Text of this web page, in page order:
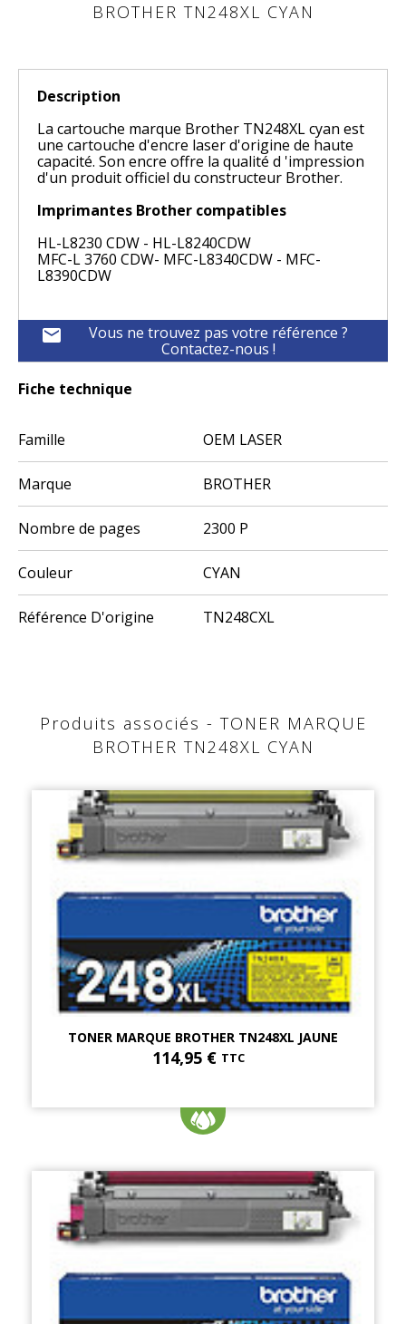
BROTHER TN248XL CYAN
Description
La cartouche marque Brother TN248XL cyan est
une cartouche d'encre laser d'origine de haute
capacité. Son encre offre la qualité d 'impression
d'un produit officiel du constructeur Brother.
Imprimantes Brother compatibles
HL-L8230 CDW - HL-L8240CDW
MFC-L 3760 CDW- MFC-L8340CDW - MFC-
L8390CDW
mail
Vous ne trouvez pas votre référence ?
Contactez-nous !
Fiche technique
Famille OEM LASER
Marque BROTHER
Nombre de pages 2300 P
Couleur CYAN
Référence D'origine TN248CXL
Produits associés - TONER MARQUE
BROTHER TN248XL CYAN
TONER MARQUE BROTHER TN248XL JAUNE
114,95 € TTC